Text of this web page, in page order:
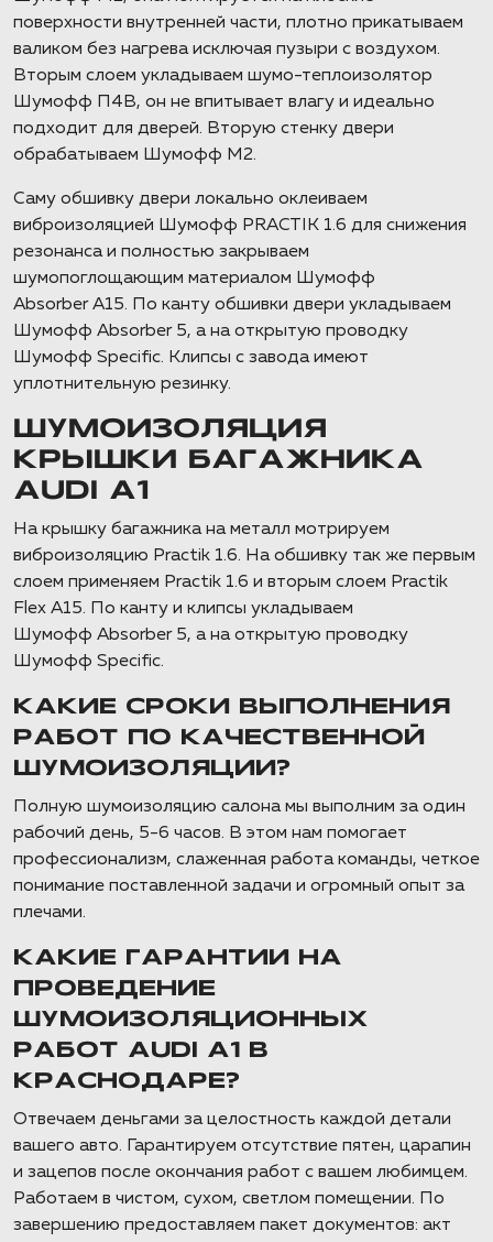
поверхности внутренней части, плотно прикатываем
валиком без нагрева исключая пузыри с воздухом.
Вторым слоем укладываем шумо-теплоизолятор
Шумофф П4В, он не впитывает влагу и идеально
подходит для дверей. Вторую стенку двери
обрабатываем Шумофф М2.
Саму обшивку двери локально оклеиваем
виброизоляцией Шумофф PRACTIK 1.6 для снижения
резонанса и полностью закрываем
шумопоглощающим материалом Шумофф
Absorber А15. По канту обшивки двери укладываем
Шумофф Absorber 5, а на открытую проводку
Шумофф Specific. Клипсы с завода имеют
уплотнительную резинку.
ШУМОИЗОЛЯЦИЯ
КРЫШКИ БАГАЖНИКА
AUDI A1
На крышку багажника на металл мотрируем
виброизоляцию Practik 1.6. На обшивку так же первым
слоем применяем Practik 1.6 и вторым слоем Practik
Flex A15. По канту и клипсы укладываем
Шумофф Absorber 5, а на открытую проводку
Шумофф Specific.
КАКИЕ СРОКИ ВЫПОЛНЕНИЯ
РАБОТ ПО КАЧЕСТВЕННОЙ
ШУМОИЗОЛЯЦИИ?
Полную шумоизоляцию салона мы выполним за один
рабочий день, 5-6 часов. В этом нам помогает
профессионализм, слаженная работа команды, четкое
понимание поставленной задачи и огромный опыт за
плечами.
КАКИЕ ГАРАНТИИ НА
ПРОВЕДЕНИЕ
ШУМОИЗОЛЯЦИОННЫХ
РАБОТ AUDI A1 В
КРАСНОДАРЕ?
Отвечаем деньгами за целостность каждой детали
вашего авто. Гарантируем отсутствие пятен, царапин
и зацепов после окончания работ с вашем любимцем.
Работаем в чистом, сухом, светлом помещении. По
завершению предоставляем пакет документов: акт